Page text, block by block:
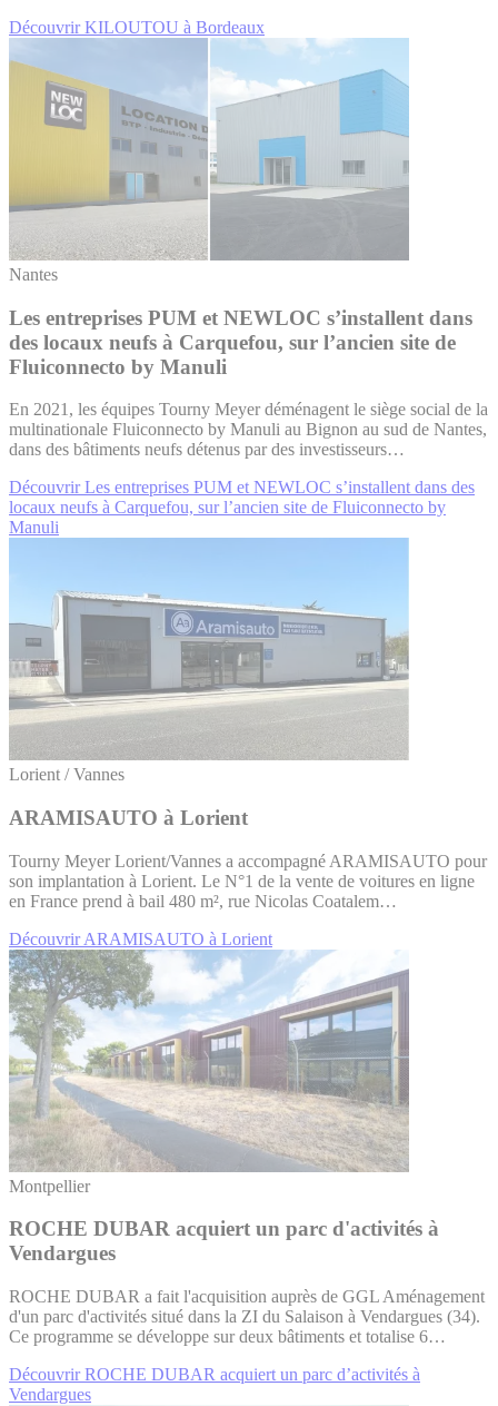
Découvrir KILOUTOU à Bordeaux
Nantes
Les entreprises PUM et NEWLOC s’installent dans
des locaux neufs à Carquefou, sur l’ancien site de
Fluiconnecto by Manuli
En 2021, les équipes Tourny Meyer déménagent le siège social de la
multinationale Fluiconnecto by Manuli au Bignon au sud de Nantes,
dans des bâtiments neufs détenus par des investisseurs…
Découvrir Les entreprises PUM et NEWLOC s’installent dans des
locaux neufs à Carquefou, sur l’ancien site de Fluiconnecto by
Manuli
Lorient / Vannes
ARAMISAUTO à Lorient
Tourny Meyer Lorient/Vannes a accompagné ARAMISAUTO pour
son implantation à Lorient. Le N°1 de la vente de voitures en ligne
en France prend à bail 480 m², rue Nicolas Coatalem…
Découvrir ARAMISAUTO à Lorient
Montpellier
ROCHE DUBAR acquiert un parc d'activités à
Vendargues
ROCHE DUBAR a fait l'acquisition auprès de GGL Aménagement
d'un parc d'activités situé dans la ZI du Salaison à Vendargues (34).
Ce programme se développe sur deux bâtiments et totalise 6…
Découvrir ROCHE DUBAR acquiert un parc d’activités à
Vendargues